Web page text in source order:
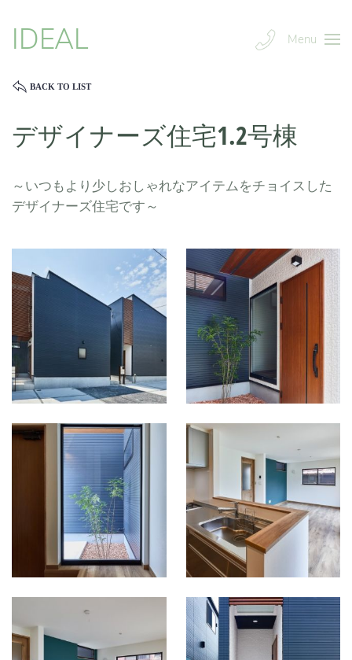
IDEAL Menu
BACK TO LIST
デザイナーズ住宅1.2号棟
～いつもより少しおしゃれなアイテムをチョイスした
デザイナーズ住宅です～